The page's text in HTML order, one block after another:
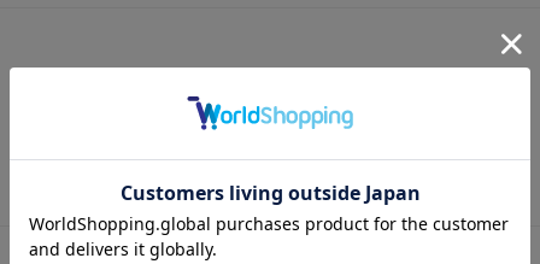
【3点セット】Christmas gown クリスマスガウン vcsst-23919-ac